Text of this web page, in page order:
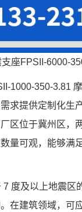
座FPSII-6000-
1000-350-3.81
求提供定制化生
区位于冀州区，
量可观，能够满
度及以上地震区
在建筑领域，可